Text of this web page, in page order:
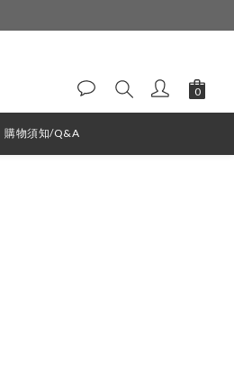
購物須知/Q&A